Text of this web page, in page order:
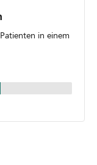
in einem